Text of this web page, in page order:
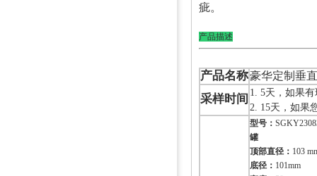
疵。
产品描述
产品名称豪华定制垂
采样时间 1. 5天，如果
2. 15天，如果
型号：
罐
顶部直径： 103
底径： 101mm